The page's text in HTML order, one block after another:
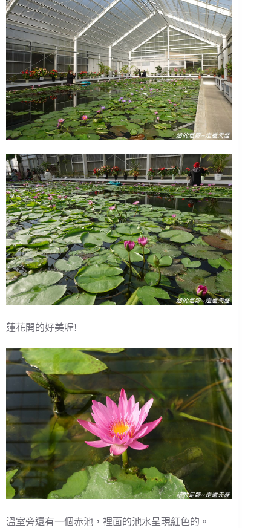
蓮花開的好美喔!
溫室旁還有一個赤池，裡面的池水呈現紅色的。